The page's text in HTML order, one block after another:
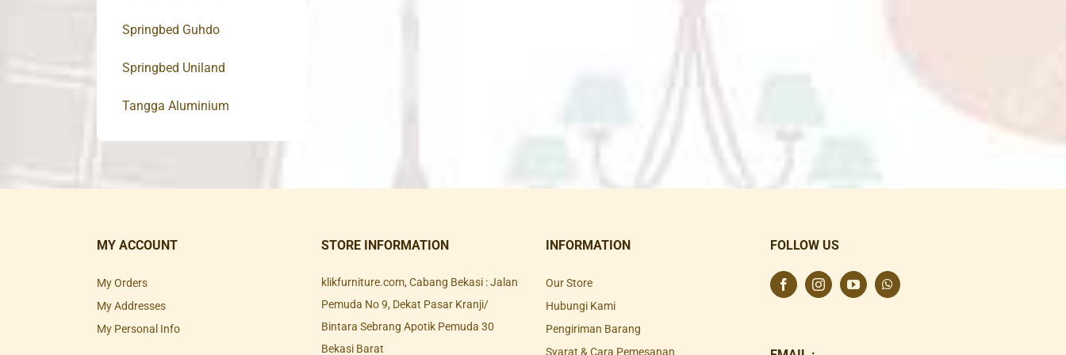
Springbed Guhdo
Springbed Uniland
Tangga Aluminium
MY ACCOUNT
My Orders
My Addresses
My Personal Info
STORE INFORMATION
klikfurniture.com, Cabang Bekasi : Jalan
Pemuda No 9, Dekat Pasar Kranji/
Bintara Sebrang Apotik Pemuda 30
Bekasi Barat
INFORMATION
Our Store
Hubungi Kami
Pengiriman Barang
Syarat & Cara Pemesanan
FOLLOW US